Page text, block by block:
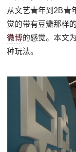
从文艺青年到2B青
觉的带有豆瓣那样
微博的感觉。本文
种玩法。